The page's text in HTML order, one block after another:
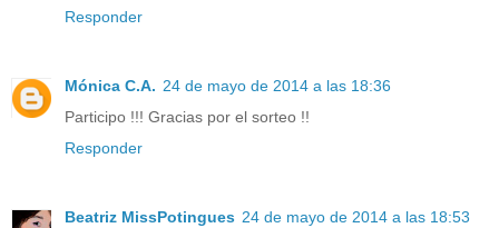
Responder
Mónica C.A. 24 de mayo de 2014 a las 18:36
Participo !!! Gracias por el sorteo !!
Responder
Beatriz MissPotingues 24 de mayo de 2014 a las 18:53